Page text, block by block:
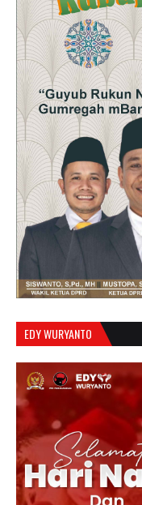
EDY WURYANTO